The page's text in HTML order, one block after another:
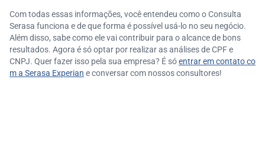
Com todas essas informações, você entendeu como o Consulta
Serasa funciona e de que forma é possível usá-lo no seu negócio.
Além disso, sabe como ele vai contribuir para o alcance de bons
resultados. Agora é só optar por realizar as análises de CPF e
CNPJ. Quer fazer isso pela sua empresa? É sóentrar em contato co
m a Serasa Experian e conversar com nossos consultores!